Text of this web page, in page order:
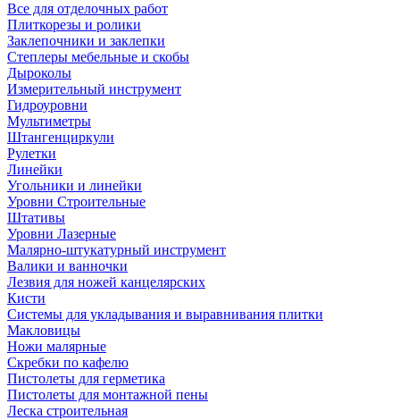
Все для отделочных работ
Плиткорезы и ролики
Заклепочники и заклепки
Степлеры мебельные и скобы
Дыроколы
Измерительный инструмент
Гидроуровни
Мультиметры
Штангенциркули
Рулетки
Линейки
Угольники и линейки
Уровни Строительные
Штативы
Уровни Лазерные
Малярно-штукатурный инструмент
Валики и ванночки
Лезвия для ножей канцелярских
Кисти
Системы для укладывания и выравнивания плитки
Макловицы
Ножи малярные
Скребки по кафелю
Пистолеты для герметика
Пистолеты для монтажной пены
Леска строительная